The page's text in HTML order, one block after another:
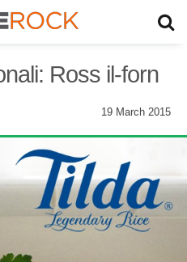
Ross il-forn
19 March 2015